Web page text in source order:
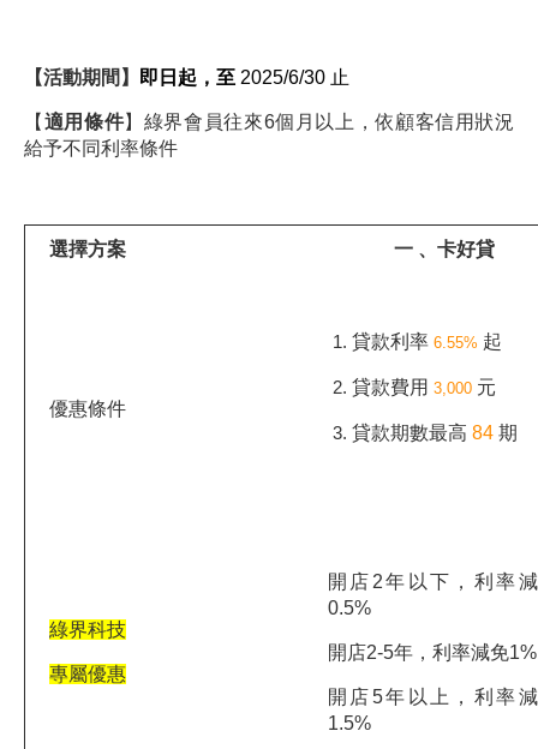
【活動期間】 即日起，至 2025/6/30 止
【 適用條件】綠界會員往來6個月以上，依顧客信用狀況
給予不同利率條件
選擇方案 一 、卡好貸
優惠條件
貸款利率 6.55% 起
貸款費用 3,000 元
貸款期數最高 84 期
綠界科技
專屬優惠
開店2年以下，利率
0.5%
開店2-5年，利率減免1%
開店5年以上，利率
1.5%